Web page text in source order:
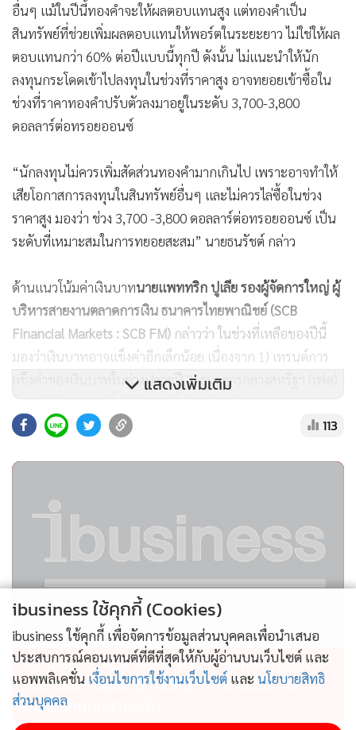
อื่นๆ แม้ในปีนี้ทองคำจะให้ผลตอบแทนสูง แต่ทองคำเป็น
สินทรัพย์ที่ช่วยเพิ่มผลตอบแทนให้พอร์ตในระยะยาว ไม่ใช่ให้ผล
ตอบแทนกว่า 60% ต่อปีแบบนี้ทุกปี ดังนั้น ไม่แนะนำให้นัก
ลงทุนกระโดดเข้าไปลงทุนในช่วงที่ราคาสูง อาจทยอยเข้าซื้อใน
ช่วงที่ราคาทองคำปรับตัวลงมาอยู่ในระดับ 3,700-3,800
ดอลลาร์ต่อทรอยออนซ์
“นักลงทุนไม่ควรเพิ่มสัดส่วนทองคำมากเกินไป เพราะอาจทำให้
เสียโอกาสการลงทุนในสินทรัพย์อื่นๆ และไม่ควรไล่ซื้อในช่วง
ราคาสูง มองว่า ช่วง 3,700 -3,800 ดอลลาร์ต่อทรอยออนซ์ เป็น
ระดับที่เหมาะสมในการทยอยสะสม” นายธนรัชต์ กล่าว
ด้านแนวโน้มค่าเงินบาทนายแพททริก ปูเลีย รองผู้จัดการใหญ่ ผู้
บริหารสายงานตลาดการเงิน ธนาคารไทยพาณิชย์ (SCB
Financial Markets : SCB FM) กล่าวว่า ในช่วงที่เหลือของปีนี้
มองว่าเงินบาทอาจแข็งค่าอีกเล็กน้อย เนื่องจาก 1) เทรนด์การ
แข็งค่าของเงินบาทในช่วงปลายปี 2) ธนาคารกลางสหรัฐฯ (เฟด)
มีแนวโน้มลดดอกเบี้ยได้อีก 1 ครั้ง ในเดือนธันวาคม และ3) สกุล
เงินภูมิภาคอาจแข็งค่าได้ในระยะสั้น หนุนให้บาทแข็งค่าตามได้
ส่วนในปี 2569 มองว่าเงินบาทอาจกลับมาอ่อนค่าได้ เนื่องจาก 1)
ด้าน AI ที่จะดำเนินต่อไป หนุนเศรษฐกิจสหรัฐฯ และเงินทุนที่มี
แนวโน้มไหลเข้าสหรัฐฯ 2) เศรษฐกิจไทยมีแนวโน้มอ่อนแอลง
รวมถึงความไม่แน่นอนทางการเมืองที่อาจเพิ่มขึ้นในปีหน้าและ
3) ราคาทองคำมีแนวโน้มสูงขึ้นในอัตราที่น้อยลง รวมถึงผลของ
ราคาทองคำต่อเงินบาทอาจมีน้อยลง โดยมองกรอบเงินบาทต่อ
ดอลลาร์สหรัฐปลายปี 2569 อยู่ที่ประมาณ 33.00 -34.00 บาท
"ในสภาวะเศรษฐกิจชะลอตัวและดอกเบี้ยเข้าสู่ช่วงขาลง ทองคำ
มักให้ผลตอบแทนได้ดี เนื่องจากเป็นสินทรัพย์ที่ป้องกันความ
เสี่ยงเงินเฟ้อได้ อีกทั้งราคาทองคำในตลาดโลกและเงินบาทมี
แสดงเพิ่มเติม
113
ทช.ทุ่มงบ 1.2 พันล้านบาท สร้างทางแยกต่างระดับ
สันป่าตอง”เชียงใหม่” คืบหน้า 24% เสร็จปี 70
ระบายรถถนนสายหลัก
ibusiness ใช้คุกกี้ (Cookies)
ibusiness ใช้คุกกี้ เพื่อจัดการข้อมูลส่วนบุคคลเพื่อนำเสนอ
ประสบการณ์คอนเทนต์ที่ดีที่สุดให้กับผู้อ่านบนเว็บไซต์ และ
แอพพลิเคชั่น เงื่อนไขการใช้งานเว็บไซต์ และ นโยบายสิทธิ
ส่วนบุคคล